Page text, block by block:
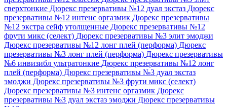
сверхтонкие Дюрекс презервативы №12 дуал экстаз Дюрекс
презервативы №12 интенс оргазмик Дюрекс презервативы
№12 экстра сейф утолщенные Дюрекс презервативы №12
фрути микс (селект) Дюрекс презервативы №3 элит эмоджи
Дюрекс презервативы №12 лонг плей (перформа) Дюрекс
презервативы №3 лонг плей (перформа) Дюрекс презервативы
№6 инвизибл ультратонкие Дюрекс презервативы №12 лонг
плей (перформа) Дюрекс презервативы №3 дуал экстаз
эмоджи Дюрекс презервативы №3 фрути микс (селект)
Дюрекс презервативы №3 интенс оргазмик Дюрекс
презервативы №3 дуал экстаз эмоджи Дюрекс презервативы